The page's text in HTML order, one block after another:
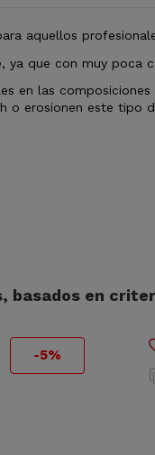
aquellos
ya que con muy poca
en las
o erosionen este tipo
basados en
-5%